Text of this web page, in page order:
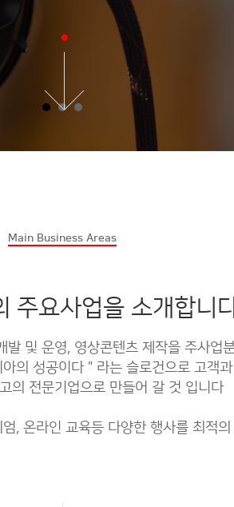
Main Business Areas
주요사업을 소개합니
발 및 운영, 영상콘텐츠 제작을 주사업
의 성공이다＂라는 슬로건으로 고객과
의 전문기업으로 만들어 갈 것 입니다
, 온라인 교육등 다양한 행사를 최적